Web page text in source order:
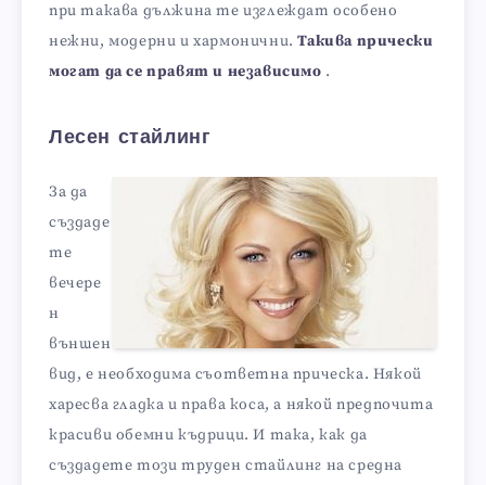
при такава дължина те изглеждат особено
нежни, модерни и хармонични.Такива прически
могат да се правят и независимо .
Лесен стайлинг
За да
създаде
те
вечере
н
външен
вид, е необходима съответна прическа. Някой
харесва гладка и права коса, а някой предпочита
красиви обемни къдрици. И така, как да
създадете този труден стайлинг на средна